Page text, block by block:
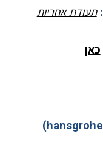
תעודת אחריות
כאן
למוצרי הנסגרואה ואקסור (hansgrohe\AXOR)